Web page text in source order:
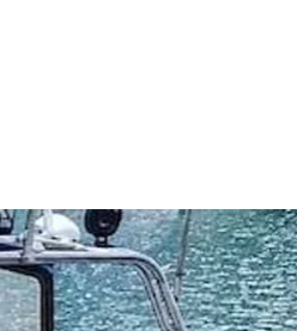
острова Лефкада і
фронту.